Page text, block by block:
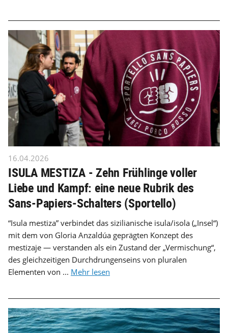
16.04.2026
ISULA MESTIZA - Zehn Frühlinge voller
Liebe und Kampf: eine neue Rubrik des
Sans-Papiers-Schalters (Sportello)
“Isula mestiza” verbindet das sizilianische isula/isola („Insel“)
mit dem von Gloria Anzaldúa geprägten Konzept des
mestizaje — verstanden als ein Zustand der „Vermischung“,
des gleichzeitigen Durchdrungenseins von pluralen
Elementen von ... Mehr lesen